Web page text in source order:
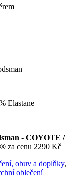
Elastane
- COYOTE /
za cenu 2290 Kč
obuv a doplňky,
oblečení